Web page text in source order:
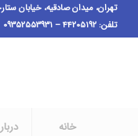
تهران، میدان صادقیه، خیابان ستارخان،
تلفن: ۴۴۲۰۵۱۹۲ – ۰۹۳۵۲۵۵۳۹۳۱
خانه